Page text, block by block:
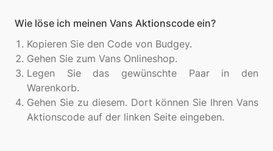
Wie löse ich meinen Vans Aktionscode ein?
Kopieren Sie den Code von Budgey.
Gehen Sie zum Vans Onlineshop.
Legen Sie das gewünschte Paar in den
Warenkorb.
Gehen Sie zu diesem. Dort können Sie Ihren Vans
Aktionscode auf der linken Seite eingeben.